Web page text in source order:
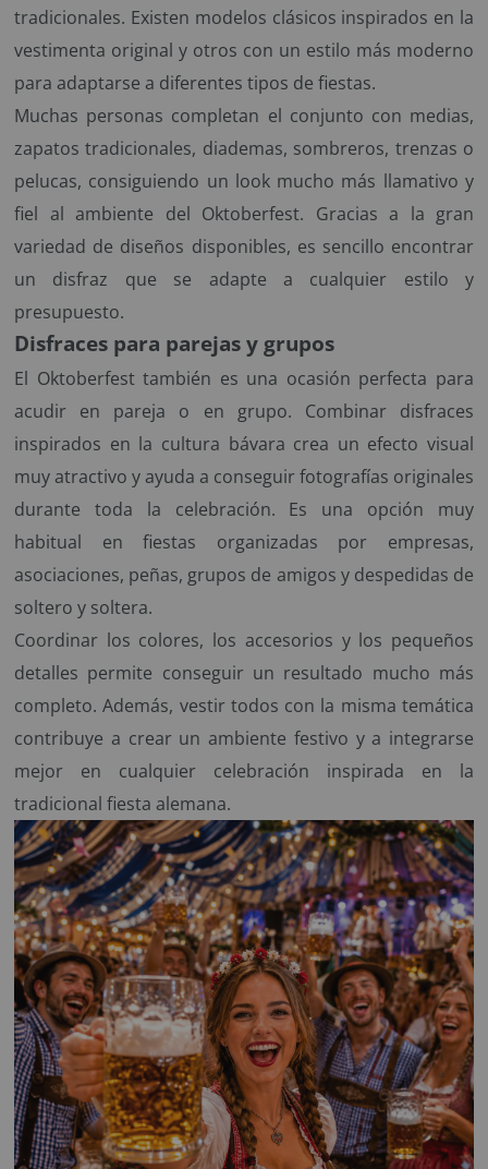
tradicionales. Existen modelos clásicos inspirados en la
vestimenta original y otros con un estilo más moderno
para adaptarse a diferentes tipos de fiestas.
Muchas personas completan el conjunto con medias,
zapatos tradicionales, diademas, sombreros, trenzas o
pelucas, consiguiendo un look mucho más llamativo y
fiel al ambiente del Oktoberfest. Gracias a la gran
variedad de diseños disponibles, es sencillo encontrar
un disfraz que se adapte a cualquier estilo y
presupuesto.
Disfraces para parejas y grupos
El Oktoberfest también es una ocasión perfecta para
acudir en pareja o en grupo. Combinar disfraces
inspirados en la cultura bávara crea un efecto visual
muy atractivo y ayuda a conseguir fotografías originales
durante toda la celebración. Es una opción muy
habitual en fiestas organizadas por empresas,
asociaciones, peñas, grupos de amigos y despedidas de
soltero y soltera.
Coordinar los colores, los accesorios y los pequeños
detalles permite conseguir un resultado mucho más
completo. Además, vestir todos con la misma temática
contribuye a crear un ambiente festivo y a integrarse
mejor en cualquier celebración inspirada en la
tradicional fiesta alemana.